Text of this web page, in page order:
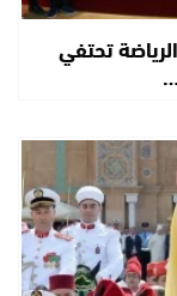
تحتفي